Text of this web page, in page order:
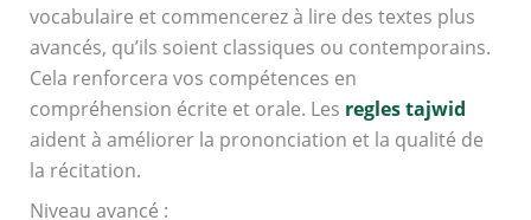
vocabulaire et commencerez à lire des textes plus
avancés, qu’ils soient classiques ou contemporains.
Cela renforcera vos compétences en
compréhension écrite et orale. Les regles tajwid
aident à améliorer la prononciation et la qualité de
la récitation.
Niveau avancé :